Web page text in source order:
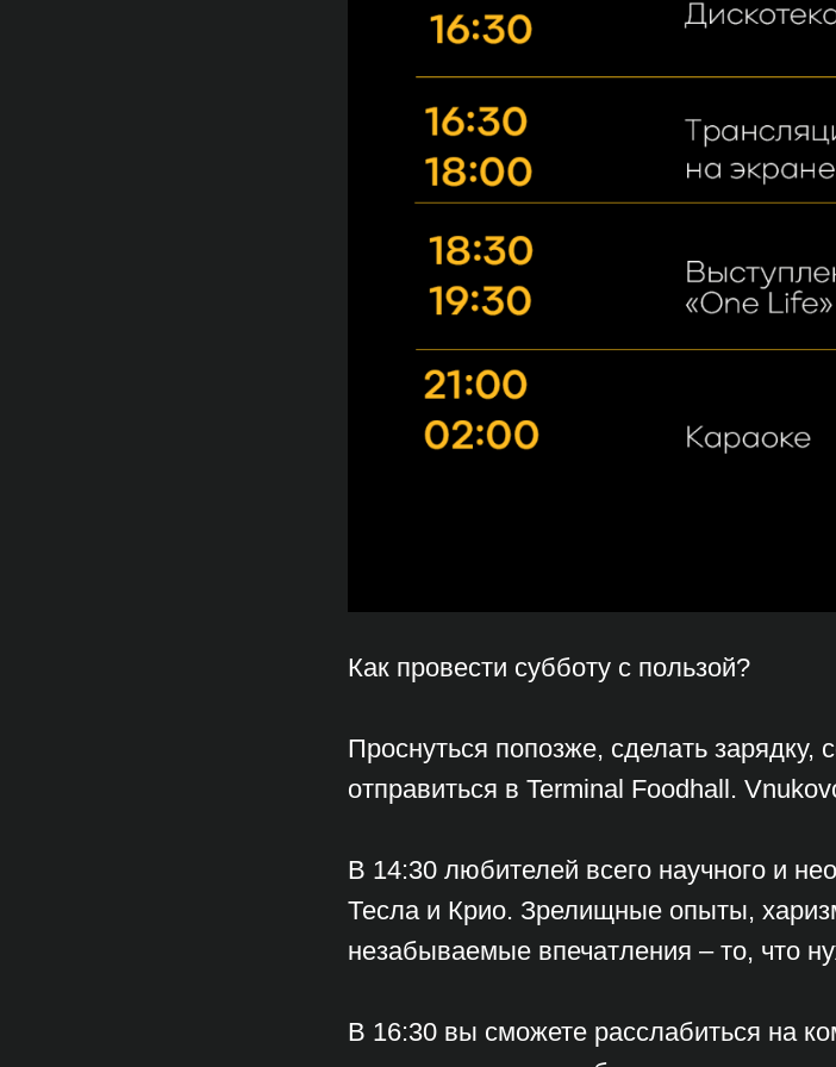
Как провести субботу с пользой?
Проснуться попозже, сделать зарядку,
отправиться в Terminal Foodhall.
В 14:30 любителей всего научного и
Тесла и Крио. Зрелищные опыты,
незабываемые впечатления – то, что
В 16:30 вы сможете расслабиться на